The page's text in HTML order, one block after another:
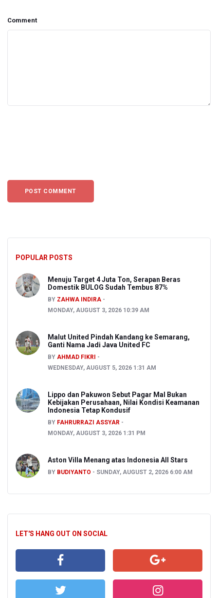
Comment
POPULAR POSTS
Menuju Target 4 Juta Ton, Serapan Beras
Domestik BULOG Sudah Tembus 87%
BY ZAHWA INDIRA
MONDAY, AUGUST 3, 2026 10:39 AM
Malut United Pindah Kandang ke Semarang,
Ganti Nama Jadi Java United FC
BY AHMAD FIKRI
WEDNESDAY, AUGUST 5, 2026 1:31 AM
Lippo dan Pakuwon Sebut Pagar Mal Bukan
Kebijakan Perusahaan, Nilai Kondisi Keamanan
Indonesia Tetap Kondusif
BY FAHRURRAZI ASSYAR
MONDAY, AUGUST 3, 2026 1:31 PM
Aston Villa Menang atas Indonesia All Stars
BY BUDIYANTO SUNDAY, AUGUST 2, 2026 6:00 AM
LET'S HANG OUT ON SOCIAL